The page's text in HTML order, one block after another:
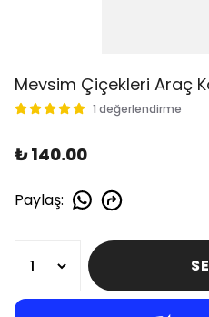
Mevsim Çiçekleri Araç
1 değerlendirme
₺ 140.00
Paylaş: